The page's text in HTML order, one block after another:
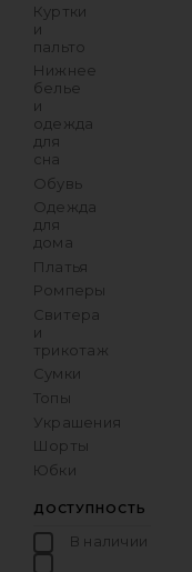
Куртки
и
пальто
Нижнее
белье
и
одежда
для
сна
Обувь
Одежда
для
дома
Платья
Ромперы
Свитера
и
трикотаж
Сумки
Топы
Украшения
Шорты
Юбки
ДОСТУПНОСТЬ
В наличии